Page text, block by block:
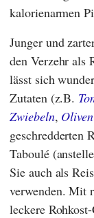
kalorienarmen
Junger und
den Verzehr als
lässt sich
Zutaten (z.B.
Zwiebeln, Oliven
geschredderten
Taboulé
Sie auch als
verwenden. Mit
leckere